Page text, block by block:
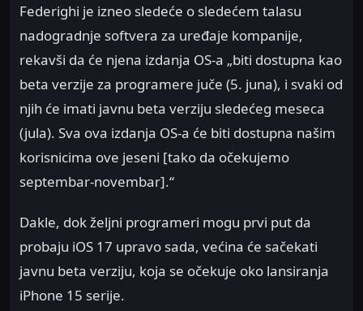
Federighi je izneo sledeće o sledećem talasu
nadogradnje softvera za uređaje kompanije,
rekavši da će njena izdanja OS-a „biti dostupna kao
beta verzije za programere juče (5. juna), i svaki od
njih će imati javnu beta verziju sledećeg meseca
(jula). Sva ova izdanja OS-a će biti dostupna našim
korisnicima ove jeseni [tako da očekujemo
septembar-novembar].“
Dakle, dok željni programeri mogu prvi put da
probaju iOS 17 upravo sada, većina će sačekati
javnu beta verziju, koja se očekuje oko lansiranja
iPhone 15 serije.